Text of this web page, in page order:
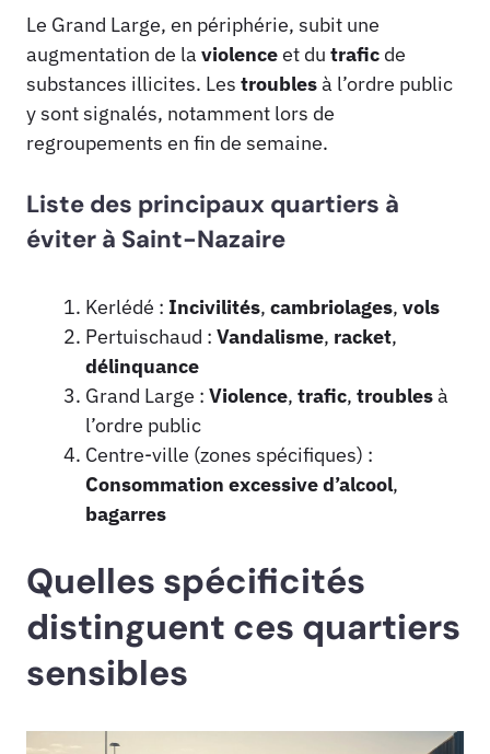
Le Grand Large, en périphérie, subit une
augmentation de la violenceet du trafic de
substances illicites. Les troublesà l’ordre public
y sont signalés, notamment lors de
regroupements en fin de semaine.
Liste des principaux quartiers à
éviter à Saint-Nazaire
Kerlédé : Incivilités, cambriolages, vols
Pertuischaud : Vandalisme, racket,
délinquance
Grand Large : Violence, trafic, troublesà
l’ordre public
Centre-ville (zones spécifiques) :
Consommation excessive d’alcool,
bagarres
Quelles spécificités
distinguent ces quartiers
sensibles